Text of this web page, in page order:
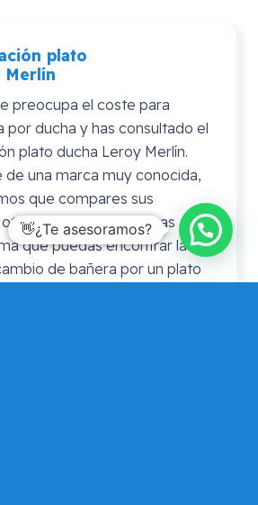
plato
Merlín
preocupa el coste para
por ducha y has consultado el
plato ducha Leroy Merlín.
de una marca muy conocida,
que compares sus
disponibles en otras
que puedas encontrar la
de bañera por un plato
👋¿Te asesoramos?